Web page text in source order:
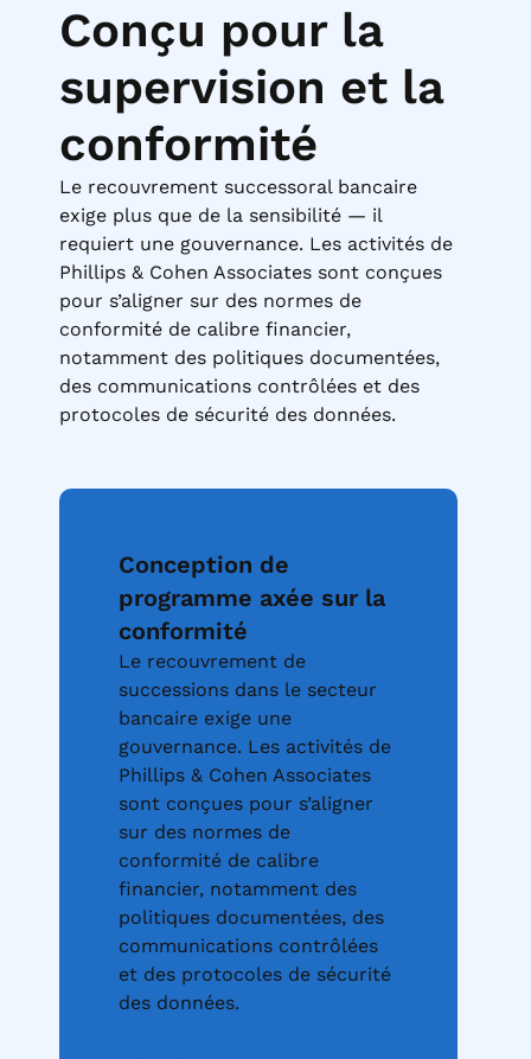
Conçu pour la
supervision et la
conformité
Le recouvrement successoral bancaire
exige plus que de la sensibilité — il
requiert une gouvernance. Les activités de
Phillips & Cohen Associates sont conçues
pour s’aligner sur des normes de
conformité de calibre financier,
notamment des politiques documentées,
des communications contrôlées et des
protocoles de sécurité des données.
Conception de
programme axée sur la
conformité
Le recouvrement de
successions dans le secteur
bancaire exige une
gouvernance. Les activités de
Phillips & Cohen Associates
sont conçues pour s’aligner
sur des normes de
conformité de calibre
financier, notamment des
politiques documentées, des
communications contrôlées
et des protocoles de sécurité
des données.